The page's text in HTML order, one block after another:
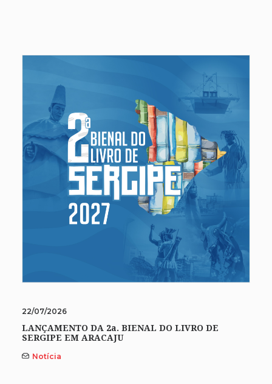
22/07/2026
LANÇAMENTO DA 2a. BIENAL DO LIVRO DE
SERGIPE EM ARACAJU
Notícia